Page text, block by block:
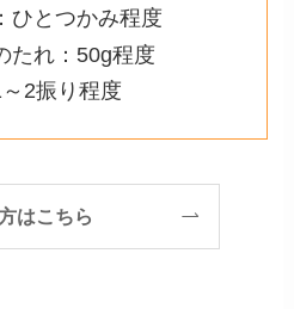
ひとつかみ程度
たれ：50g程度
2振り程度
はこちら